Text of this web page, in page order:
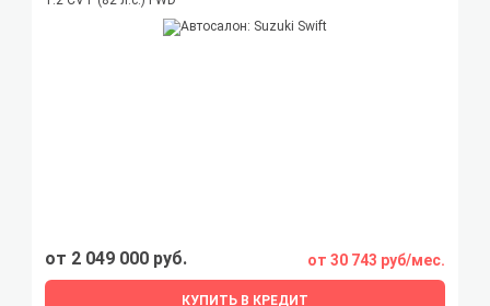
от 2 049 000 руб. от 30 743 руб/мес.
КУПИТЬ В КРЕДИТ